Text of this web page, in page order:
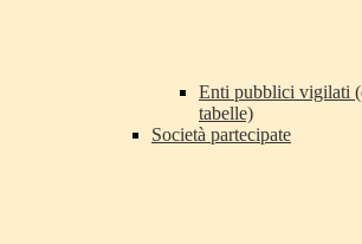
Enti pubblici vigilati
tabelle)
Società partecipate